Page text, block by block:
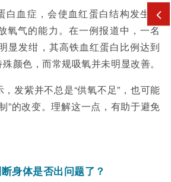
白血症，会使血红蛋白结构发生改
氧气的能力。在一例报道中，一名
显发绀，其高铁血红蛋白比例达到
殊颜色，而常规吸氧并未明显改善。
发紫并不总是“供氧不足” ，也可能
”的改变。理解这一点，有助于避免
身体是否出问题了？